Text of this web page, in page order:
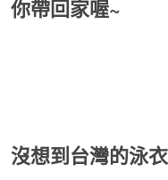
你帶回家喔~
沒想到台灣的泳